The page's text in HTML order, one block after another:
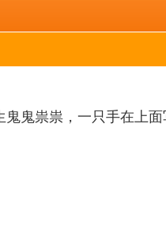
鬼祟祟，一只手在上